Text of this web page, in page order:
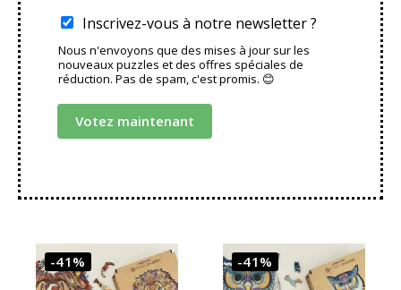
Inscrivez-vous à notre newsletter ?
Nous n'envoyons que des mises à jour sur les
nouveaux puzzles et des offres spéciales de
réduction. Pas de spam, c'est promis. 😊
Votez maintenant
-41% -41%